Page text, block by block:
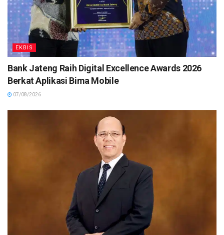
EKBIS
Bank Jateng Raih Digital Excellence Awards 2026
Berkat Aplikasi Bima Mobile
07/08/2026